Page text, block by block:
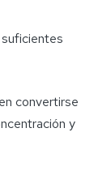
convertirse
y